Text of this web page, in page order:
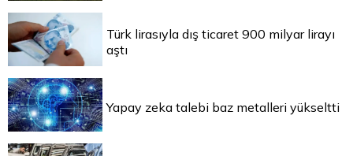
Türk lirasıyla dış ticaret 900 milyar lirayı
aştı
Yapay zeka talebi baz metalleri yükseltti